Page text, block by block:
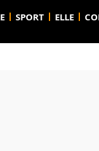
SPORT ELLE